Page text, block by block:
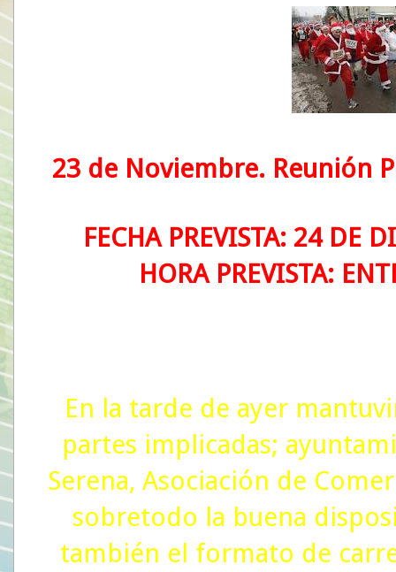
23 de Noviembre. Reunión
FECHA PREVISTA: 24 DE
HORA PREVISTA:
En la tarde de ayer
partes implicadas;
Serena, Asociación de
sobretodo la buena
también el formato de